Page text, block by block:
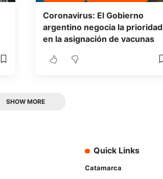
Coronavirus: El Gobierno
argentino negocia la prioridad
en la asignación de vacunas
SHOW MORE
Quick Links
Catamarca